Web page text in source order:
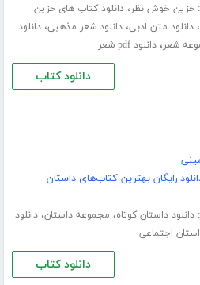
حزین خوش نظر،دانلود کتاب های حزین
،دانلود متن ادبی،دانلود شعر مذهبی،دانلود
شعر،دانلود pdf شعر
دانلود کتاب
رایگان بهترین کتاب‌های داستان
دانلود داستان کوتاه، مجموعه داستان،دانلود
اجتماعی
دانلود کتاب